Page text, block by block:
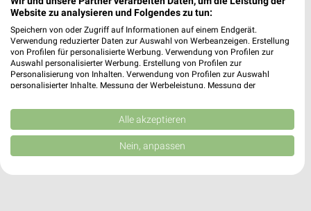
ZEEMANN
Hauptstrasse 67
51373 LEVERKUSEN
471,62 km
❯
Köln, Deutschland
477,64 km
Website zu analysieren und Folgendes zu tun:
Speichern von oder Zugriff auf Informationen auf einem Endgerät.
Verwendung reduzierter Daten zur Auswahl von Werbeanzeigen. Erstellung
von Profilen für personalisierte Werbung. Verwendung von Profilen zur
Auswahl personalisierter Werbung. Erstellung von Profilen zur
Personalisierung von Inhalten. Verwendung von Profilen zur Auswahl
personalisierter Inhalte. Messung der Werbeleistung. Messung der
Kombinationen von Daten aus verschiedenen Quellen. Entwicklung und
Verbesserung der Angebote. Verwendung reduzierter Daten zur Auswahl
von Inhalten.
Daten können außerhalb der Europäischen Union weitergegeben und in die
Website/App.
Alle akzeptieren
Nein, anpassen